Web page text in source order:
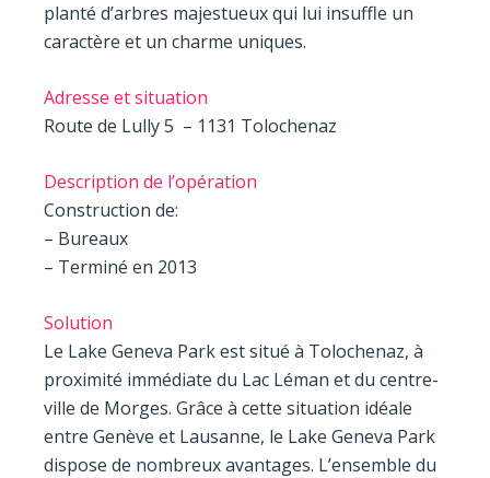
planté d’arbres majestueux qui lui insuffle un
caractère et un charme uniques.
Adresse et situation
Route de Lully 5 – 1131 Tolochenaz
Description de l’opération
Construction de:
– Bureaux
– Terminé en 2013
Solution
Le Lake Geneva Park est situé à Tolochenaz, à
proximité immédiate du Lac Léman et du centre-
ville de Morges. Grâce à cette situation idéale
entre Genève et Lausanne, le Lake Geneva Park
dispose de nombreux avantages. L’ensemble du